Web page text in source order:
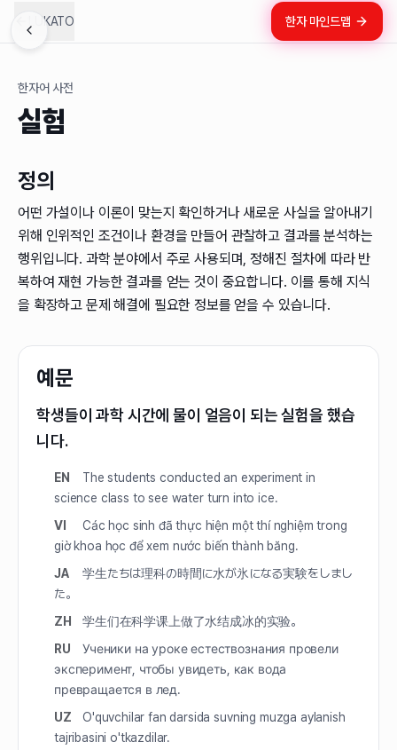
LUKATO 한자 마인드맵
한자어 사전
실험
정의
어떤 가설이나 이론이 맞는지 확인하거나 새로운 사실을 알아내기
위해 인위적인 조건이나 환경을 만들어 관찰하고 결과를 분석하는
행위입니다. 과학 분야에서 주로 사용되며, 정해진 절차에 따라 반
복하여 재현 가능한 결과를 얻는 것이 중요합니다. 이를 통해 지식
을 확장하고 문제 해결에 필요한 정보를 얻을 수 있습니다.
예문
학생들이 과학 시간에 물이 얼음이 되는 실험을 했습
니다.
EN
The students conducted an experiment in
science class to see water turn into ice.
VI
Các học sinh đã thực hiện một thí nghiệm trong
giờ khoa học để xem nước biến thành băng.
JA
学生たちは理科の時間に水が氷になる実験をしまし
た。
ZH
学生们在科学课上做了水结成冰的实验。
RU
Ученики на уроке естествознания провели
эксперимент, чтобы увидеть, как вода
превращается в лед.
UZ
O'quvchilar fan darsida suvning muzga aylanish
tajribasini o'tkazdilar.